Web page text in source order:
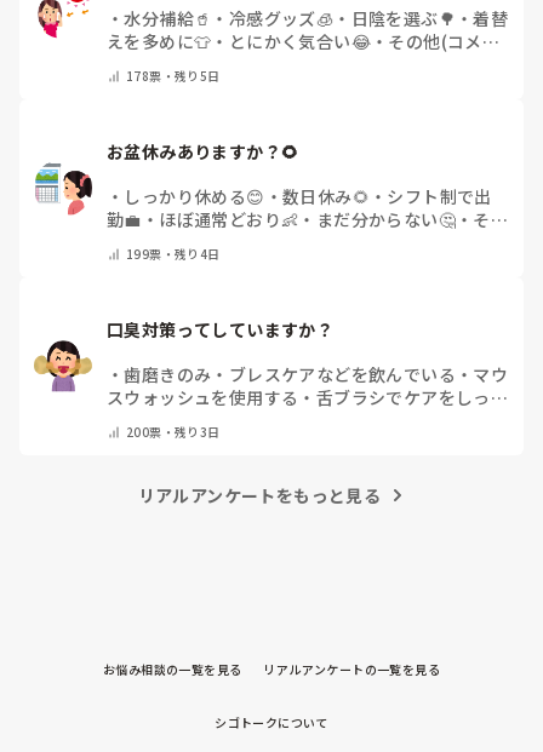
・水分補給🥤 ・ 冷感グッズ🧊 ・ 日陰を選ぶ🌳 ・着替
えを多めに👕 ・ とにかく気合い😂・ その他(コメン
178票・残り5日
お盆休みありますか？🌻
・ しっかり休める😊 ・ 数日休み🌻 ・ シフト制で出
勤💼 ・ ほぼ通常どおり👶 ・ まだ分からない🤔・ その
199票・残り4日
口臭対策ってしていますか？
・歯磨きのみ ・ ブレスケアなどを飲んでいる ・ マウ
スウォッシュを使用する ・ 舌ブラシでケアをしっか
の他(コメントで教えて下さい)
200票・残り3日
リアルアンケートをもっと見る
お悩み相談の一覧を見る リアルアンケートの一覧を見る
シゴトークについて